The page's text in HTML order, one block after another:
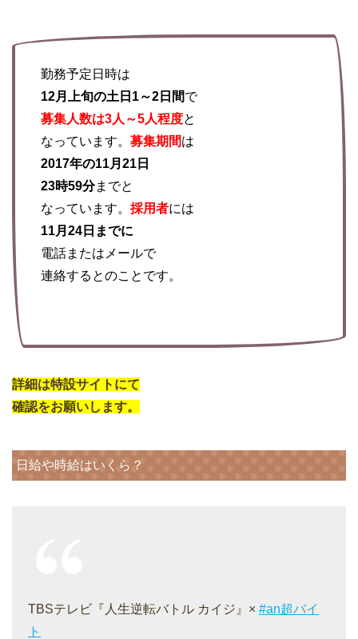
勤務予定日時は
12月上旬の土日1～2日間で
募集人数は3人～5人程度と
なっています。 募集期間は
2017年の11月21日
23時59分までと
なっています。 採用者には
11月24日までに
電話またはメールで
連絡するとのことです。
詳細は特設サイトにて
確認をお願いします。
日給や時給はいくら？
TBSテレビ『人生逆転バトル カイジ』× #an超バイ
ト